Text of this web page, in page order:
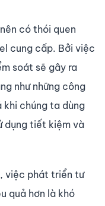
có thói quen
cung cấp. Bởi việc
soát sẽ gây ra
như những công
khi chúng ta dùng
dụng tiết kiệm và
việc phát triển tư
quả hơn là khó